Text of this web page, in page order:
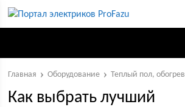
Главная Оборудование Теплый пол, обогрев
Как выбрать лучший